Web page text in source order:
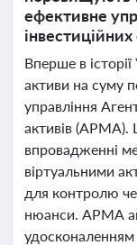
ефективне
Вперше в
активи на суму
управління
активів (АРМА).
впровадженні
віртуальними
для контролю
нюанси. АРМА